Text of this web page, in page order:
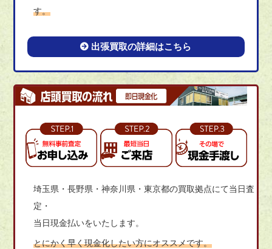
す。
出張買取の詳細はこちら
埼玉県・長野県・神奈川県・東京都の買取拠点にて当日査
定・
当日現金払いをいたします。
とにかく早く現金化したい方にオススメです。